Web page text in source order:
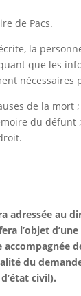
de Pacs.
la
que les
nécessaires
de la mort ;
du défunt ;
adressée au
l’objet
accompagnée
du
civil).